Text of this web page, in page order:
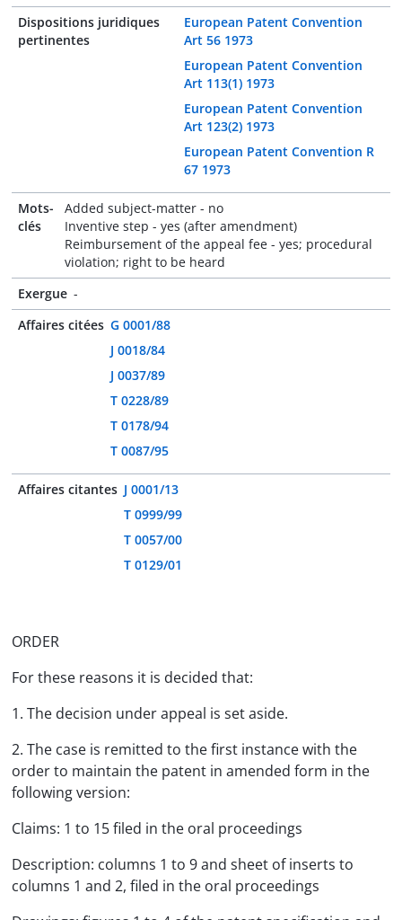
Dispositions juridiques
pertinentes
European Patent Convention
Art 56 1973
European Patent Convention
Art 113(1) 1973
European Patent Convention
Art 123(2) 1973
European Patent Convention R
67 1973
Mots-
clés
Added subject-matter - no
Inventive step - yes (after amendment)
Reimbursement of the appeal fee - yes; procedural
violation; right to be heard
Exergue -
Affaires citées G 0001/88
J 0018/84
J 0037/89
T 0228/89
T 0178/94
T 0087/95
Affaires citantes J 0001/13
T 0999/99
T 0057/00
T 0129/01
ORDER
For these reasons it is decided that:
1. The decision under appeal is set aside.
2. The case is remitted to the first instance with the
order to maintain the patent in amended form in the
following version:
Claims: 1 to 15 filed in the oral proceedings
Description: columns 1 to 9 and sheet of inserts to
columns 1 and 2, filed in the oral proceedings